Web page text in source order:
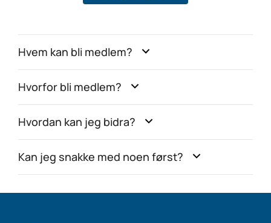
Hvem kan bli medlem?
Hvorfor bli medlem?
Hvordan kan jeg bidra?
Kan jeg snakke med noen først?